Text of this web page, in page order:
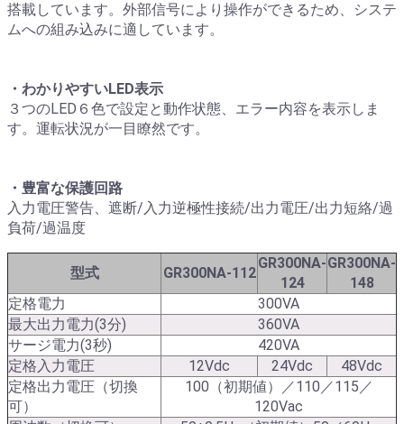
搭載しています。外部信号により操作ができるため、システ
ムへの組み込みに適しています。
・わかりやすいLED表示
３つのLED６色で設定と動作状態、エラー内容を表示しま
す。運転状況が一目瞭然です。
・豊富な保護回路
入力電圧警告、遮断/入力逆極性接続/出力電圧/出力短絡/過
負荷/過温度
型式 GR300NA-112
GR300NA-
124
GR300NA-
148
定格電力
300VA
最大出力電力(3分)
360VA
サージ電力(3秒)
420VA
定格入力電圧
12Vdc 24Vdc
48Vdc
定格出力電圧（切換
可）
100（初期値）／110／115／
120Vac